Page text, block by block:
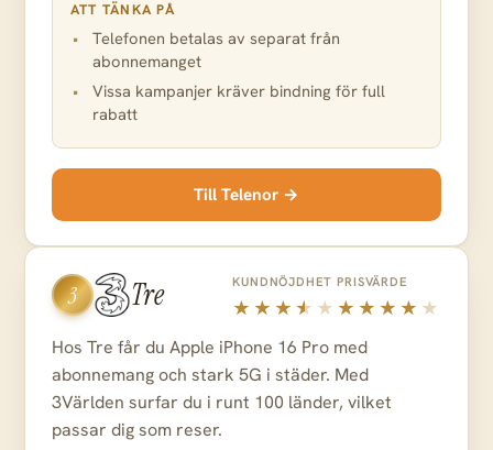
ATT TÄNKA PÅ
Telefonen betalas av separat från
abonnemanget
Vissa kampanjer kräver bindning för full
rabatt
Till Telenor →
3 Tre KUNDNÖJDHET PRISVÄRDE
Hos Tre får du Apple iPhone 16 Pro med
abonnemang och stark 5G i städer. Med
3Världen surfar du i runt 100 länder, vilket
passar dig som reser.